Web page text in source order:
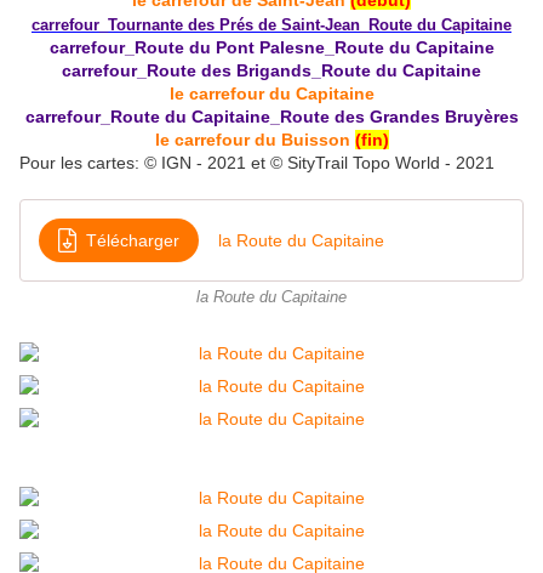
carrefour_Tournante des Prés de Saint-Jean_Route du Capitaine
carrefour_Route du Pont Palesne_Route du Capitaine
carrefour_Route des Brigands_Route du Capitaine
le carrefour du Capitaine
carrefour_Route du Capitaine_Route des Grandes Bruyères
le carrefour du Buisson (fin)
Pour les cartes: © IGN - 2021 et © SityTrail Topo World - 2021
Télécharger la Route du Capitaine
la Route du Capitaine